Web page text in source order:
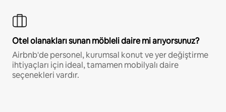
Otel olanakları sunan möbleli daire mi arıyorsunuz?
Airbnb'de personel, kurumsal konut ve yer değiştirme
ihtiyaçları için ideal, tamamen mobilyalı daire
seçenekleri vardır.